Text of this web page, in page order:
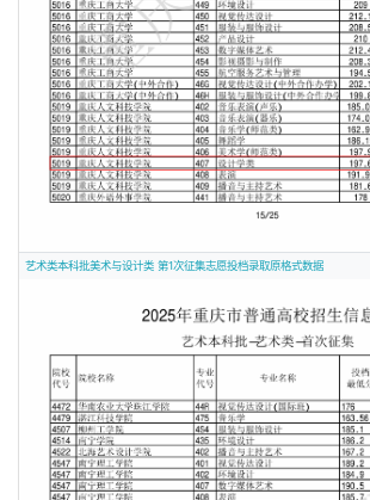
艺术类本科批美术与设计类 第1次征集志愿投档录取原格式数据